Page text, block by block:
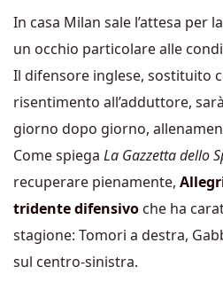
In casa Milan sale l’attesa per
un occhio particolare alle
Il difensore inglese, sostituito
risentimento all’adduttore,
giorno dopo giorno,
Come spiega La Gazzetta dello
recuperare pienamente,
tridente difensivo che ha
stagione: Tomori a destra,
sul centro-sinistra.